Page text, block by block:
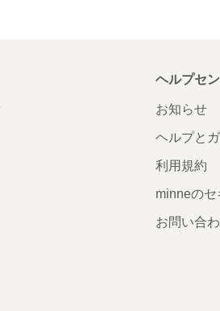
ヘルプセ
お知らせ
ヘルプと
利用規約
minneのセ
お問い合